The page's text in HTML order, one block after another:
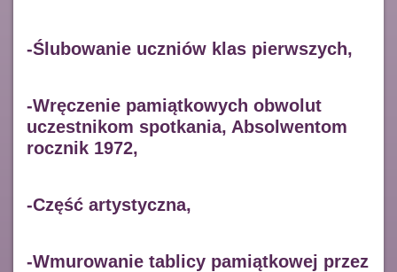
-Ślubowanie uczniów klas pierwszych,
-Wręczenie pamiątkowych obwolut
uczestnikom spotkania, Absolwentom
rocznik 1972,
-Część artystyczna,
-Wmurowanie tablicy pamiątkowej przez